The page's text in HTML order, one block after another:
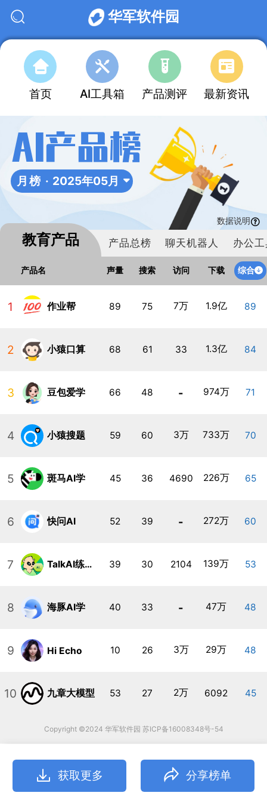
华军软件园
首页 AI工具箱 产品测评 最新资讯
AI产品榜
月榜 · 2025年05月
数据说明
教育产品 产品总榜 聊天机器人 办公
产品名 声量 搜索 访问 下载 综合
1 作业帮 89 75 7万 1.9亿 89
2 小猿口算 68 61 33 1.3亿 84
3 豆包爱学 66 48 - 974万 71
4 小猿搜题 59 60 3万 733万 70
5 斑马AI学 45 36 4690 226万 65
6 快问AI 52 39 - 272万 60
7 TalkAI练口语 39 30 2104 139万 53
8 海豚AI学 40 33 - 47万 48
9 Hi Echo 10 26 3万 29万 48
10 九章大模型 53 27 2万 6092 45
获取更多 分享榜单
Copyright ©2024 华军软件园 苏ICP备16008348号-54